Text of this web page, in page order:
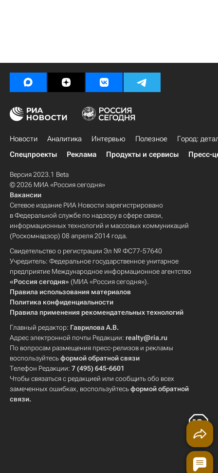
Новости Аналитика Интервью Полезное
Город:
Спецпроекты
Реклама Продукты и сервисы Пресс-
Версия 2023.1 Beta
© 2026 МИА «Россия сегодня»
Вакансии
Сетевое издание РИА Новости зарегистрировано
в Федеральной службе по надзору в сфере связи,
информационных технологий и массовых коммуникаций
(Роскомнадзор) 08 апреля 2014 года.
Свидетельство о регистрации Эл № ФС77-57640
Учредитель: Федеральное государственное унитарное
предприятие Международное информационное агентство
«Россия сегодня» (МИА «Россия сегодня»).
Правила использования материалов
Политика конфиденциальности
Правила применения рекомендательных технологий
Главный редактор: Гаврилова А.В.
Адрес электронной почты Редакции: realty@ria.ru
По вопросам размещения пресс-релизов и рекламы
воспользуйтесьформой обратной связи
Телефон Редакции: 7 (495) 645-6601
Чтобы связаться с редакцией или сообщить обо всех
замеченных ошибках, воспользуйтесьформой обратной
связи.